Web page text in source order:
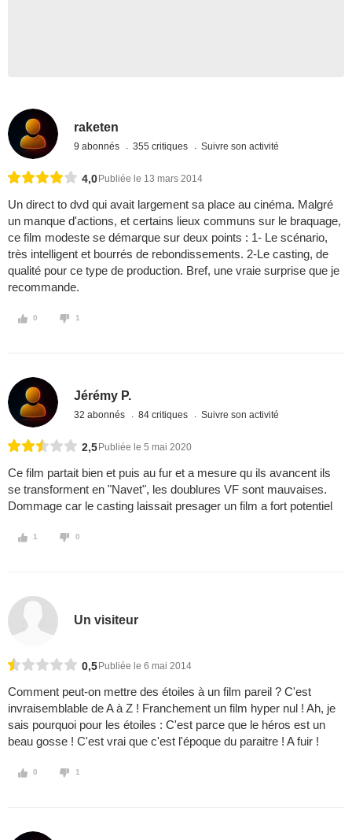
raketen
9 abonnés 355 critiques Suivre son activité
4,0 Publiée le 13 mars 2014
Un direct to dvd qui avait largement sa place au cinéma. Malgré
un manque d'actions, et certains lieux communs sur le braquage,
ce film modeste se démarque sur deux points : 1- Le scénario,
très intelligent et bourrés de rebondissements. 2-Le casting, de
qualité pour ce type de production. Bref, une vraie surprise que je
recommande.
0 1
Jérémy P.
32 abonnés 84 critiques Suivre son activité
2,5 Publiée le 5 mai 2020
Ce film partait bien et puis au fur et a mesure qu ils avancent ils
se transforment en "Navet", les doublures VF sont mauvaises.
Dommage car le casting laissait presager un film a fort potentiel
1 0
Un visiteur
0,5 Publiée le 6 mai 2014
Comment peut-on mettre des étoiles à un film pareil ? C'est
invraisemblable de A à Z ! Franchement un film hyper nul ! Ah, je
sais pourquoi pour les étoiles : C'est parce que le héros est un
beau gosse ! C'est vrai que c'est l'époque du paraitre ! A fuir !
0 1